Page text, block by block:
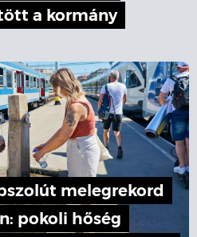
a kormány
melegrekord
pokoli hőség